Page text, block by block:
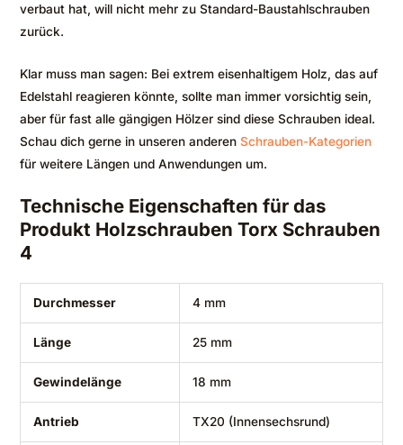
verbaut hat, will nicht mehr zu Standard-Baustahlschrauben
zurück.
Klar muss man sagen: Bei extrem eisenhaltigem Holz, das auf
Edelstahl reagieren könnte, sollte man immer vorsichtig sein,
aber für fast alle gängigen Hölzer sind diese Schrauben ideal.
Schau dich gerne in unseren anderen Schrauben-Kategorien
für weitere Längen und Anwendungen um.
Technische Eigenschaften für das
Produkt Holzschrauben Torx Schrauben
4
Durchmesser 4 mm
Länge 25 mm
Gewindelänge 18 mm
Antrieb TX20 (Innensechsrund)